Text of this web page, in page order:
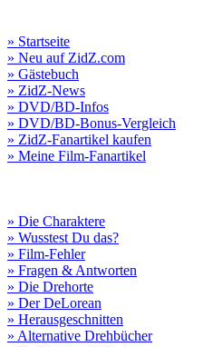
» Startseite
» Neu auf ZidZ.com
» Gästebuch
» ZidZ-News
» DVD/BD-Infos
» DVD/BD-Bonus-Vergleich
» ZidZ-Fanartikel kaufen
» Meine Film-Fanartikel
» Die Charaktere
» Wusstest Du das?
» Film-Fehler
» Fragen & Antworten
» Die Drehorte
» Der DeLorean
» Herausgeschnitten
» Alternative Drehbücher